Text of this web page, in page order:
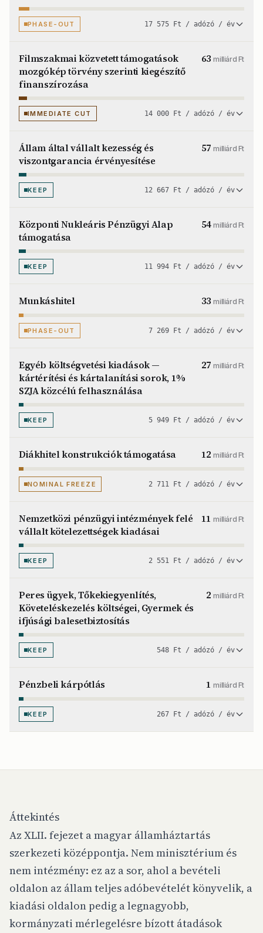
PHASE-OUT 17 575 Ft / adózó / év
Filmszakmai közvetett támogatások
mozgókép törvény szerinti kiegészítő
finanszírozása
63milliárd Ft
IMMEDIATE CUT 14 000 Ft / adózó / év
Állam által vállalt kezesség és
viszontgarancia érvényesítése
57milliárd Ft
KEEP 12 667 Ft / adózó / év
Központi Nukleáris Pénzügyi Alap
támogatása
54milliárd Ft
KEEP 11 994 Ft / adózó / év
Munkáshitel 33milliárd Ft
PHASE-OUT 7 269 Ft / adózó / év
Egyéb költségvetési kiadások —
kártérítési és kártalanítási sorok, 1%
SZJA közcélú felhasználása
27milliárd Ft
KEEP 5 949 Ft / adózó / év
Diákhitel konstrukciók támogatása 12milliárd Ft
NOMINAL FREEZE 2 711 Ft / adózó / év
Nemzetközi pénzügyi intézmények felé
vállalt kötelezettségek kiadásai
11milliárd Ft
KEEP 2 551 Ft / adózó / év
Peres ügyek, Tőkekiegyenlítés,
Követeléskezelés költségei, Gyermek és
ifjúsági balesetbiztosítás
2milliárd Ft
KEEP 548 Ft / adózó / év
Pénzbeli kárpótlás 1milliárd Ft
KEEP 267 Ft / adózó / év
Áttekintés
Az XLII. fejezet a magyar államháztartás
szerkezeti középpontja. Nem minisztérium és
nem intézmény: ez az a sor, ahol a bevételi
oldalon az állam teljes adóbevételét könyvelik, a
kiadási oldalon pedig a legnagyobb,
kormányzati mérlegelésre bízott átadások